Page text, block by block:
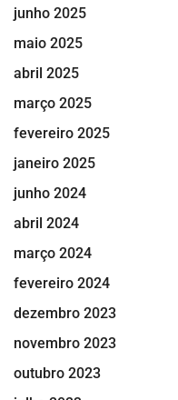
junho 2025
maio 2025
abril 2025
março 2025
fevereiro 2025
janeiro 2025
junho 2024
abril 2024
março 2024
fevereiro 2024
dezembro 2023
novembro 2023
outubro 2023